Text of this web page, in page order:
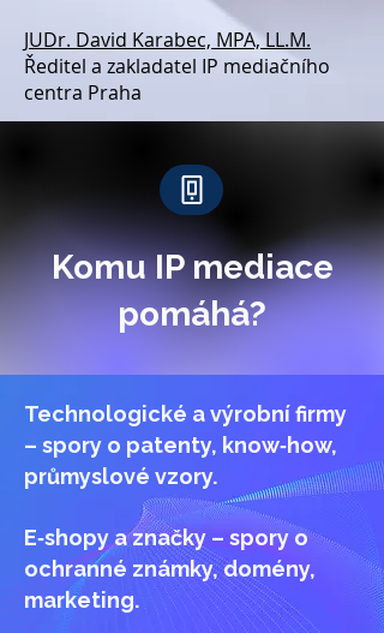
JUDr. David Karabec, MPA, LL.M.
Ředitel a zakladatel IP mediačního
centra Praha
Komu IP mediace
pomáhá?
Technologické a výrobní firmy
– spory o patenty, know‑how,
průmyslové vzory.
E‑shopy a značky – spory o
ochranné známky, domény,
marketing.